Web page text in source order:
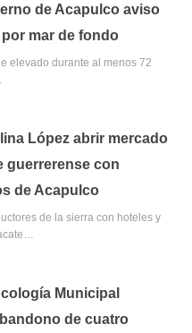
de Acapulco aviso
mar de fondo
elevado durante al menos 72
López abrir mercado
guerrerense con
de Acapulco
de la sierra con hoteles y
Municipal
de cuatro